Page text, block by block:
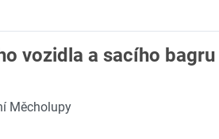
vozidla a sacího
Měcholupy